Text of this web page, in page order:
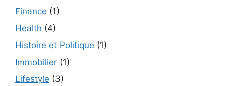
Finance (1)
Health (4)
Histoire et Politique (1)
Immobilier (1)
Lifestyle (3)